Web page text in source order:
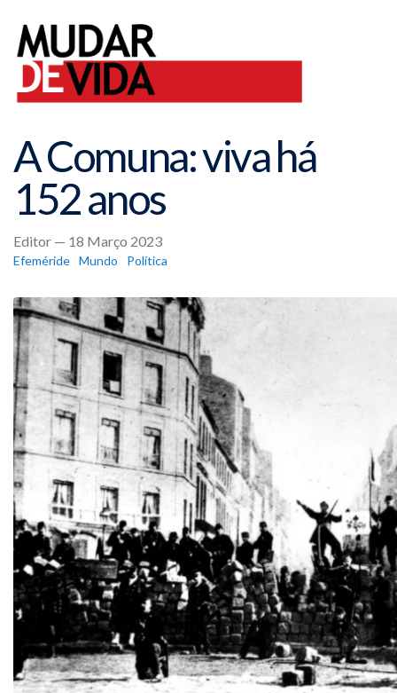
A Comuna: viva há
152 anos
Editor — 18 Março 2023
Efeméride Mundo Política